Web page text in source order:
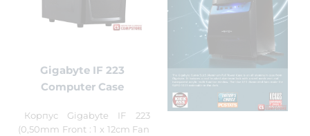
Gigabyte IF 223
Computer Case
Корпус Gigabyte IF 223
(0,50mm Front : 1 x 12cm Fan